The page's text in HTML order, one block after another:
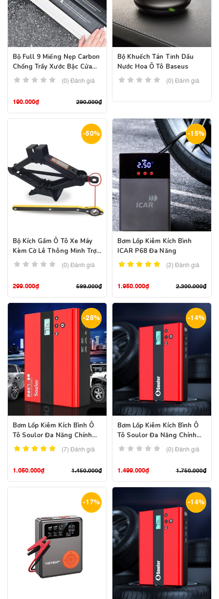
Bộ Full 9 Miếng Nẹp Carbon
Chống Trầy Xước Bậc Cửa
Xe, Cốp Xe Ô Tô
(0) Đánh giá
290.000₫
190.000₫
Bộ Khuếch Tán Tinh Dầu
Nước Hoa Ô Tô Baseus
(0) Đánh giá
-50%
Bộ Kích Gầm Ô Tô Xe Máy
Kèm Cờ Lê Thông Minh Trợ
Lực Quay Nâng Hạ Chất
Thép Cán Nguội
(0) Đánh giá
599.000₫
299.000₫
-15%
Bơm Lốp Kiêm Kích Bình
ICAR P68 Đa Năng
(2)Đánh giá
2.300.000₫
1.950.000₫
-28%
Bơm Lốp Kiêm Kích Bình Ô
Tô Soulor Đa Năng Chính
Hãng – Pin 68900mah
(7)Đánh giá
1.450.000₫
1.050.000₫
-14%
Bơm Lốp Kiêm Kích Bình Ô
Tô Soulor Đa Năng Chính
Hãng – Pin 89800mah
(0) Đánh giá
1.750.000₫
1.499.000₫
-17% -14%